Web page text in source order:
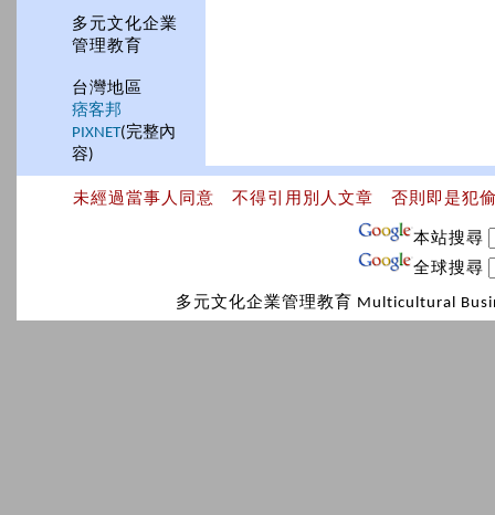
多元文化企業
管理教育
台灣地區
痞客邦
PIXNET(完整內
容)
未經過當事人同意 不得引用別人文章 否則即是犯
本站搜尋
全球搜尋
多元文化企業管理教育 Multicultural